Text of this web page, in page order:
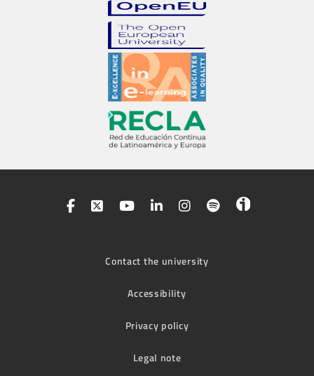
Contact the university
Accessibility
Privacy policy
Legal note